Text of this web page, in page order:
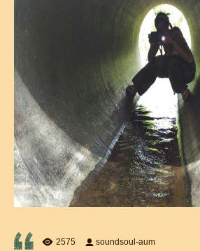
2575 soundsoul-aum